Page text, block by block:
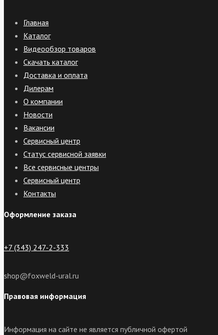
Главная
Каталог
Видеообзор товаров
Скачать каталог
Доставка и оплата
Дилерам
О компании
Новости
Вакансии
Сервисный центр
Статус сервисной заявки
Все сервисные центры
Сервисный центр
Контакты
Оформление заказа
+7 (343) 247-2-333
shop@foxweld-ural.ru
Правовая информация
Информация на сайте не является публичной офертой